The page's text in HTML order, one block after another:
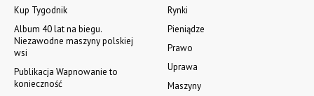
Rynki
Pieniądze
Prawo
Uprawa
Maszyny
Kup Tygodnik
Album 40 lat na biegu.
Niezawodne maszyny polskiej
wsi
Publikacja Wapnowanie to
konieczność